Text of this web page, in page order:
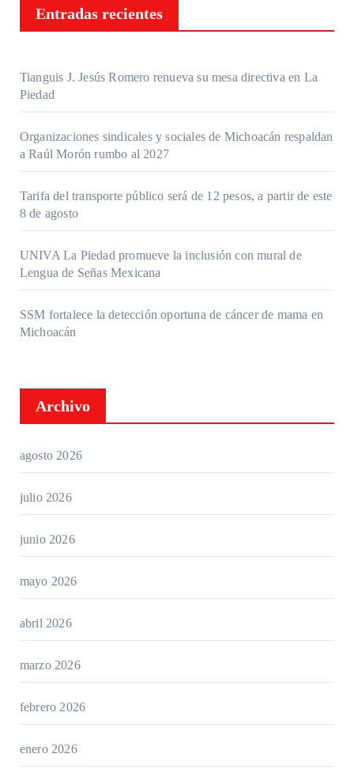
Entradas recientes
Tianguis J. Jesús Romero renueva su mesa directiva en La
Piedad
Organizaciones sindicales y sociales de Michoacán respaldan
a Raúl Morón rumbo al 2027
Tarifa del transporte público será de 12 pesos, a partir de este
8 de agosto
UNIVA La Piedad promueve la inclusión con mural de
Lengua de Señas Mexicana
SSM fortalece la detección oportuna de cáncer de mama en
Michoacán
Archivo
agosto 2026
julio 2026
junio 2026
mayo 2026
abril 2026
marzo 2026
febrero 2026
enero 2026